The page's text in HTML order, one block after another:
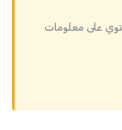
على معلومات